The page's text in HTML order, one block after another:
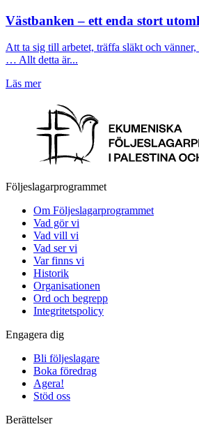
Västbanken – ett enda stort
Att ta sig till arbetet, träffa släkt och
… Allt detta är...
Läs mer
Följeslagarprogrammet
Om Följeslagarprogrammet
Vad gör vi
Vad vill vi
Vad ser vi
Var finns vi
Historik
Organisationen
Ord och begrepp
Integritetspolicy
Engagera dig
Bli följeslagare
Boka föredrag
Agera!
Stöd oss
Berättelser